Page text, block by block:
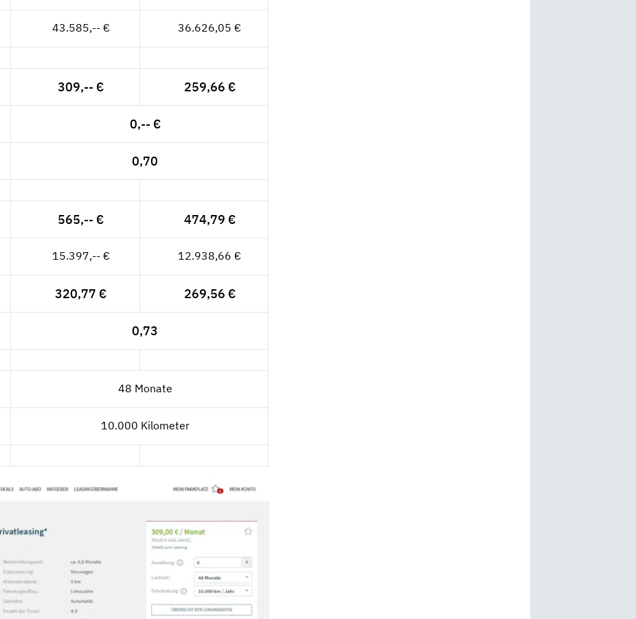
43.585,-- € 36.626,05 €
309,-- € 259,66 €
0,-- €
0,70
565,-- € 474,79 €
15.397,-- € 12.938,66 €
320,77 € 269,56 €
0,73
48 Monate
10.000 Kilometer